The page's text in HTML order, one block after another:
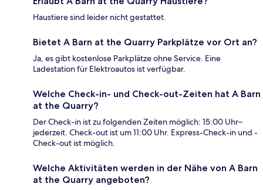
Haustiere sind leider nicht gestattet.
Bietet A Barn at the Quarry Parkplätze vor Ort an?
Ja, es gibt kostenlose Parkplätze ohne Service. Eine
Ladestation für Elektroautos ist verfügbar.
Welche Check-in- und Check-out-Zeiten hat A Barn
at the Quarry?
Der Check-in ist zu folgenden Zeiten möglich: 15:00 Uhr–
jederzeit. Check-out ist um 11:00 Uhr. Express-Check-in und -
Check-out ist möglich.
Welche Aktivitäten werden in der Nähe von A Barn
at the Quarry angeboten?